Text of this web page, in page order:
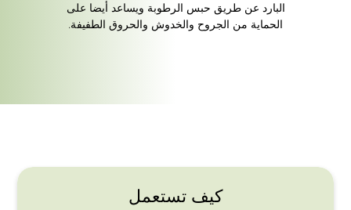
البارد عن طريق حبس الرطوبة ويساعد أيضا على
الحماية من الجروح والخدوش والحروق الطفيفة.
كيف تستعمل